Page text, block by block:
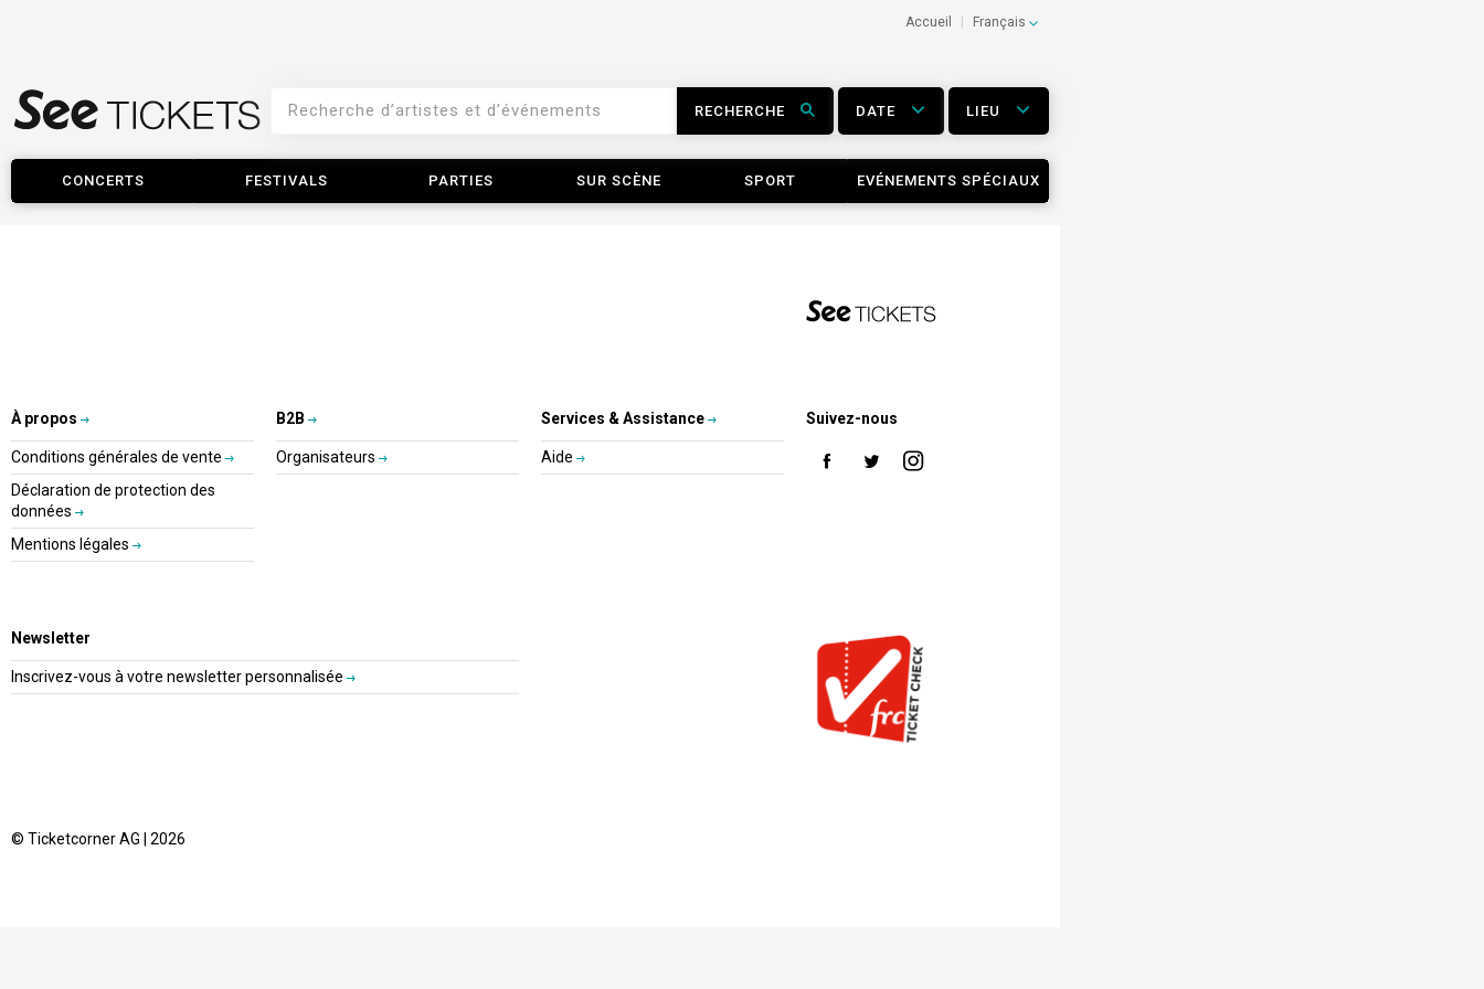
Accueil Français
RECHERCHE DATE LIEU
CONCERTS FESTIVALS PARTIES SUR SCÈNE SPORT EVÉNEMENTS SPÉCIAUX
À propos
Conditions générales de vente
Déclaration de protection des
données
Mentions légales
B2B
Organisateurs
Services & Assistance
Aide
Suivez-nous
Newsletter
Inscrivez-vous à votre newsletter personnalisée
© Ticketcorner AG | 2026